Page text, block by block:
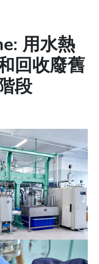
用水熱
回收廢舊
段